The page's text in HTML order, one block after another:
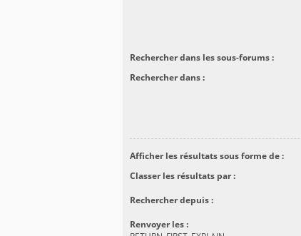
Rechercher dans les sous-forums :
Rechercher dans :
Afficher les résultats sous forme de :
Classer les résultats par :
Rechercher depuis :
Renvoyer les :